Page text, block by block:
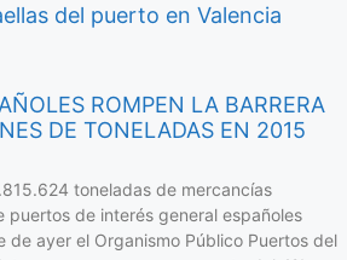
del puerto en Valencia
ROMPEN LA BARRERA
DE TONELADAS EN 2015
toneladas de mercancías
puertos de interés general españoles
de ayer el Organismo Público Puertos del